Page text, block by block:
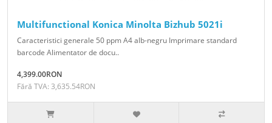
Multifunctional Konica Minolta Bizhub 5021i
Caracteristici generale 50 ppm A4 alb-negru Imprimare standard
barcode Alimentator de docu..
4,399.00RON
Fără TVA: 3,635.54RON